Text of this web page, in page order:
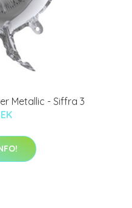
Metallic - Siffra 3